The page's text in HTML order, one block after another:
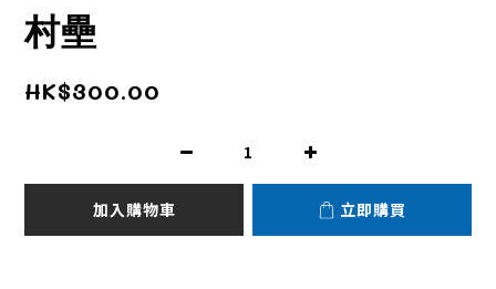
村壘
HK$300.00
加入購物車 立即購買